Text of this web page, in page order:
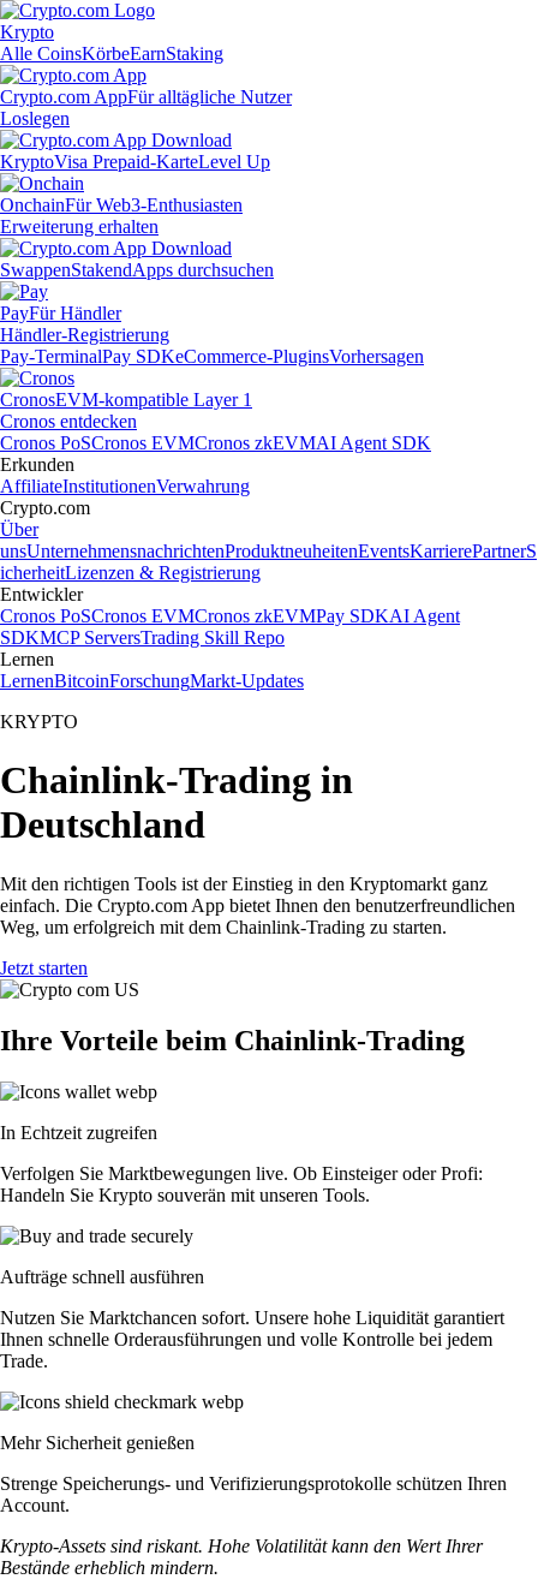
Krypto
Alle CoinsKörbeEarnStaking
Crypto.com AppFür alltägliche Nutzer
Loslegen
KryptoVisa Prepaid-KarteLevel Up
OnchainFür Web3-Enthusiasten
Erweiterung erhalten
SwappenStakendApps durchsuchen
PayFür Händler
Händler-Registrierung
Pay-TerminalPay SDKeCommerce-PluginsVorhersagen
CronosEVM-kompatible Layer 1
Cronos entdecken
Cronos PoSCronos EVMCronos zkEVMAI Agent SDK
Erkunden
AffiliateInstitutionenVerwahrung
Crypto.com
Über
unsUnternehmensnachrichtenProduktneuheitenEventsKarrierePartnerS
icherheitLizenzen & Registrierung
Entwickler
Cronos PoSCronos EVMCronos zkEVMPay SDKAI Agent
SDKMCP ServersTrading Skill Repo
Lernen
LernenBitcoinForschungMarkt-Updates
KRYPTO
Chainlink-Trading in
Deutschland
Mit den richtigen Tools ist der Einstieg in den Kryptomarkt ganz
einfach. Die Crypto.com App bietet Ihnen den benutzerfreundlichen
Weg, um erfolgreich mit dem Chainlink-Trading zu starten.
Jetzt starten
Ihre Vorteile beim Chainlink-Trading
In Echtzeit zugreifen
Verfolgen Sie Marktbewegungen live. Ob Einsteiger oder Profi:
Handeln Sie Krypto souverän mit unseren Tools.
Aufträge schnell ausführen
Nutzen Sie Marktchancen sofort. Unsere hohe Liquidität garantiert
Ihnen schnelle Orderausführungen und volle Kontrolle bei jedem
Trade.
Mehr Sicherheit genießen
Strenge Speicherungs- und Verifizierungsprotokolle schützen Ihren
Account.
Krypto-Assets sind riskant. Hohe Volatilität kann den Wert Ihrer
Bestände erheblich mindern.